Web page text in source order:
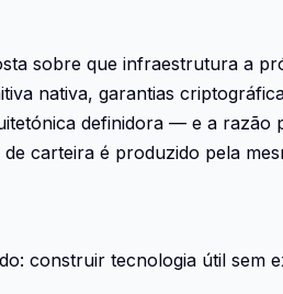
sobre que infraestrutura a
nativa, garantias
definidora — e a
carteira é produzido pela
construir tecnologia útil sem